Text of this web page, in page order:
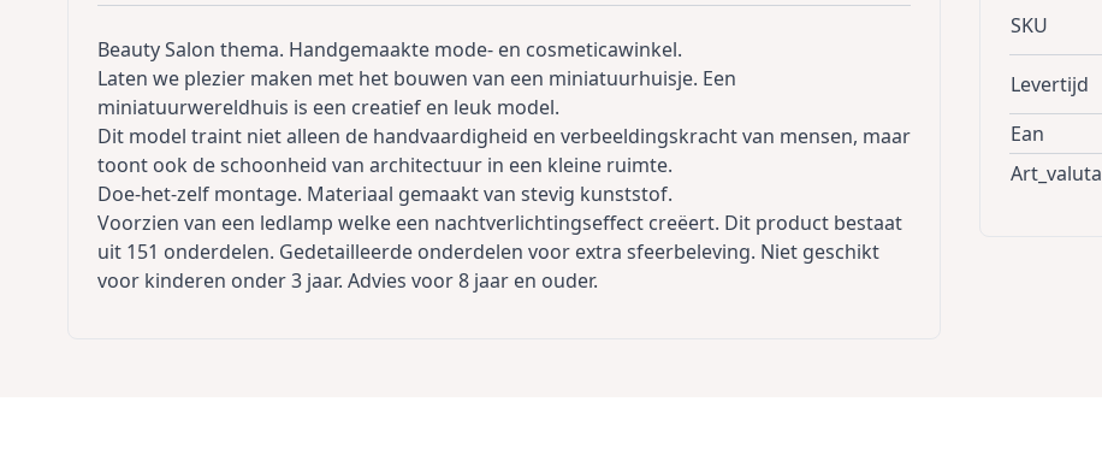
Beauty Salon thema. Handgemaakte mode- en cosmeticawinkel.
Laten we plezier maken met het bouwen van een miniatuurhuisje. Een
miniatuurwereldhuis is een creatief en leuk model.
Dit model traint niet alleen de handvaardigheid en verbeeldingskracht van mensen, maar
toont ook de schoonheid van architectuur in een kleine ruimte.
Doe-het-zelf montage. Materiaal gemaakt van stevig kunststof.
Voorzien van een ledlamp welke een nachtverlichtingseffect creëert. Dit product bestaat
uit 151 onderdelen. Gedetailleerde onderdelen voor extra sfeerbeleving. Niet geschikt
voor kinderen onder 3 jaar. Advies voor 8 jaar en ouder.
SKU
Levertijd
Ean
Art_valuta